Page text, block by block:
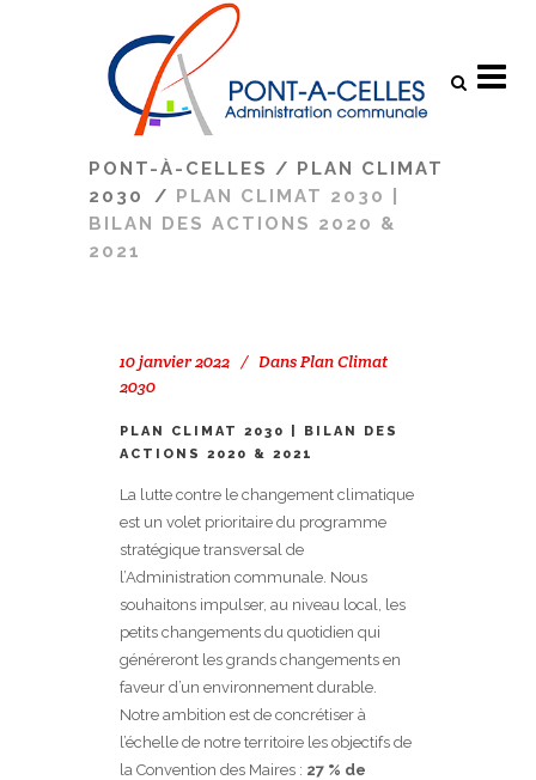
PONT-À-CELLES / PLAN CLIMAT
2030
/ PLAN CLIMAT 2030 |
BILAN DES ACTIONS 2020 &
2021
10 janvier 2022 DansPlan Climat
2030
PLAN CLIMAT 2030 | BILAN DES
ACTIONS 2020 & 2021
La lutte contre le changement climatique
est un volet prioritaire du programme
stratégique transversal de
l’Administration communale. Nous
souhaitons impulser, au niveau local, les
petits changements du quotidien qui
généreront les grands changements en
faveur d’un environnement durable.
Notre ambition est de concrétiser à
l’échelle de notre territoire les objectifs de
la Convention des Maires : 27 % de